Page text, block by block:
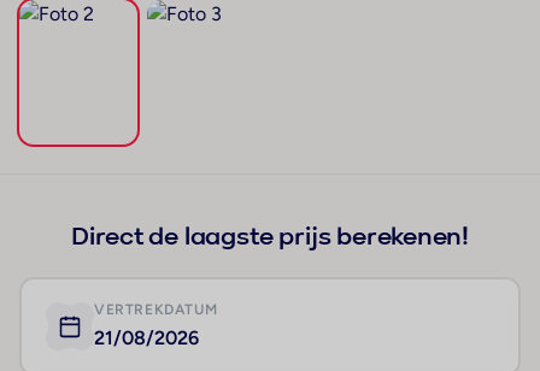
Direct de laagste prijs berekenen!
VERTREKDATUM
21/08/2026